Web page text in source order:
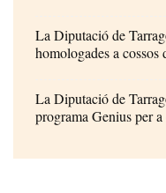
La Diputació de
homologades a cossos
La Diputació de
programa Genius per a